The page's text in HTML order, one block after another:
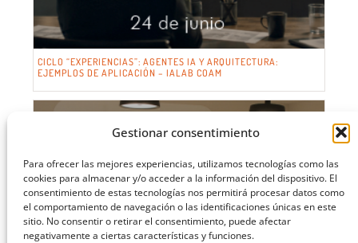
Gestionar consentimiento
Para ofrecer las mejores experiencias, utilizamos tecnologías como las
cookies para almacenar y/o acceder a la información del dispositivo. El
consentimiento de estas tecnologías nos permitirá procesar datos como
el comportamiento de navegación o las identificaciones únicas en este
sitio. No consentir o retirar el consentimiento, puede afectar
negativamente a ciertas características y funciones.
CICLO “EXPERIENCIAS”: AGENTES IA Y ARQUITECTURA:
EJEMPLOS DE APLICACIÓN – IALAB COAM